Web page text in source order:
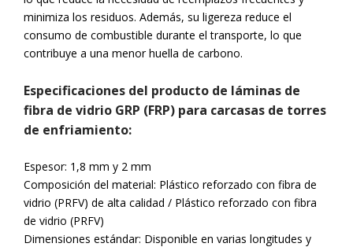
minimiza los residuos. Además, su ligereza reduce el
consumo de combustible durante el transporte, lo que
contribuye a una menor huella de carbono.
Especificaciones del producto de láminas de
fibra de vidrio GRP (FRP) para carcasas de torres
de enfriamiento:
Espesor: 1,8 mm y 2 mm
Composición del material: Plástico reforzado con fibra de
vidrio (PRFV) de alta calidad / Plástico reforzado con fibra
de vidrio (PRFV)
Dimensiones estándar: Disponible en varias longitudes y